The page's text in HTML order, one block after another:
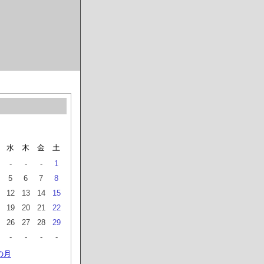
水 木 金
土
- - -
1
5 6 7
8
12 13 14
15
19 20 21
22
26 27 28
29
- - -
-
月